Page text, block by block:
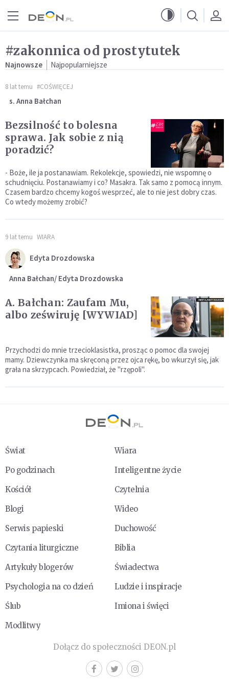
#zakonnica od prostytutek
Najnowsze Najpopularniejsze
8 lat temu #COŚWIĘCEJ
s. Anna Bałchan
Bezsilność to bolesna
sprawa. Jak sobie z nią
poradzić?
- Boże, ile ja postanawiam. Rekolekcje, spowiedzi, nie wspomnę o
schudnięciu. Postanawiamy i co? Masakra. Tak samo z pomocą innym.
Czasem bardzo chcemy kogoś wesprzeć, ale to nie jest dobry czas.
Co wtedy możemy zrobić?
9 lat temu WIARA
Edyta Drozdowska
Anna Bałchan/ Edyta Drozdowska
A. Bałchan: Zaufam Mu,
albo zeświruję [WYWIAD]
Przychodzi do mnie trzecioklasistka, prosząc o pomoc dla swojej
mamy. Dziewczynka ma skręconą przez ojca rękę, bo wkurzył się, jak
grała na skrzypcach. Powiedział, że "rzępoli".
Świat
Wiara
Po godzinach
Inteligentne życie
Kościół
Czytelnia
Blogi
Wideo
Serwis papieski
Duchowość
Czytania liturgiczne
Biblia
Artykuły blogerów
Świadectwa
Psychologia na co dzień
Ludzie i inspiracje
Ślub
Imiona i święci
Modlitwy
Dołącz do społeczności DEON.pl